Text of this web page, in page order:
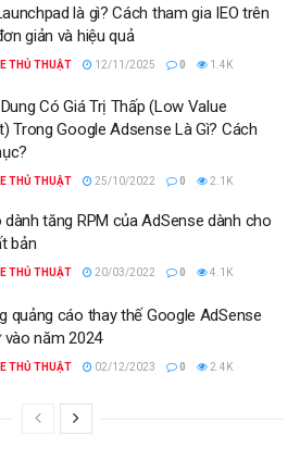
là gì? Cách tham gia IEO trên
giản và hiệu quả
THỦ THUẬT 12/11/2025 0 1.4K
Có Giá Trị Thấp (Low Value
Trong Google Adsense Là Gì? Cách
THỦ THUẬT 25/10/2022 0 2.1K
dành tăng RPM của AdSense dành cho
bản
THỦ THUẬT 20/03/2022 0 4.1K
quảng cáo thay thế Google AdSense
vào năm 2024
THỦ THUẬT 02/12/2023 0 2.4K